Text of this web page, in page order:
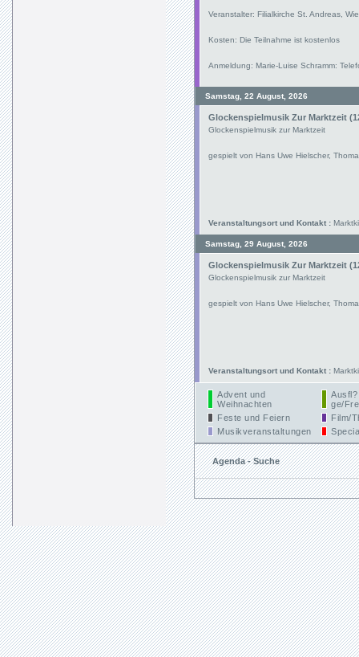
Veranstalter: Filialkirche St. Andreas,
Kosten: Die Teilnahme ist kostenlos
Anmeldung: Marie-Luise Schramm:
Samstag, 22 August, 2026
Glockenspielmusik Zur Marktzeit
Glockenspielmusik zur Marktzeit
gespielt von Hans Uwe Hielscher,
Veranstaltungsort und Kontakt :
Samstag, 29 August, 2026
Glockenspielmusik Zur Marktzeit
Glockenspielmusik zur Marktzeit
gespielt von Hans Uwe Hielscher,
Veranstaltungsort und Kontakt :
Advent und
Weihnachten
Ausfl?
ge/
Feste und Feiern
Film/
Musikveranstaltungen
Agenda - Suche